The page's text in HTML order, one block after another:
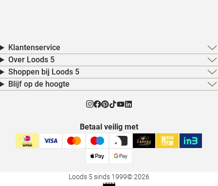
Klantenservice
Over Loods 5
Shoppen bij Loods 5
Blijf op de hoogte
Betaal veilig met
Loods 5 sinds 1999© 2026